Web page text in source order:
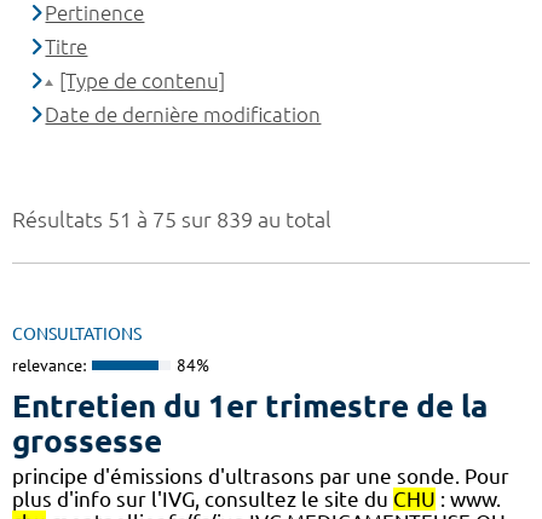
Résultats 51 à 75 sur 839 au total
CONSULTATIONS
relevance: 84%
Entretien du 1er trimestre de la
grossesse
principe d'émissions d'ultrasons par une sonde. Pour
plus d'info sur l'IVG, consultez le site du CHU : www.
Pertinence
Titre
[Type de contenu]
Date de dernière modification